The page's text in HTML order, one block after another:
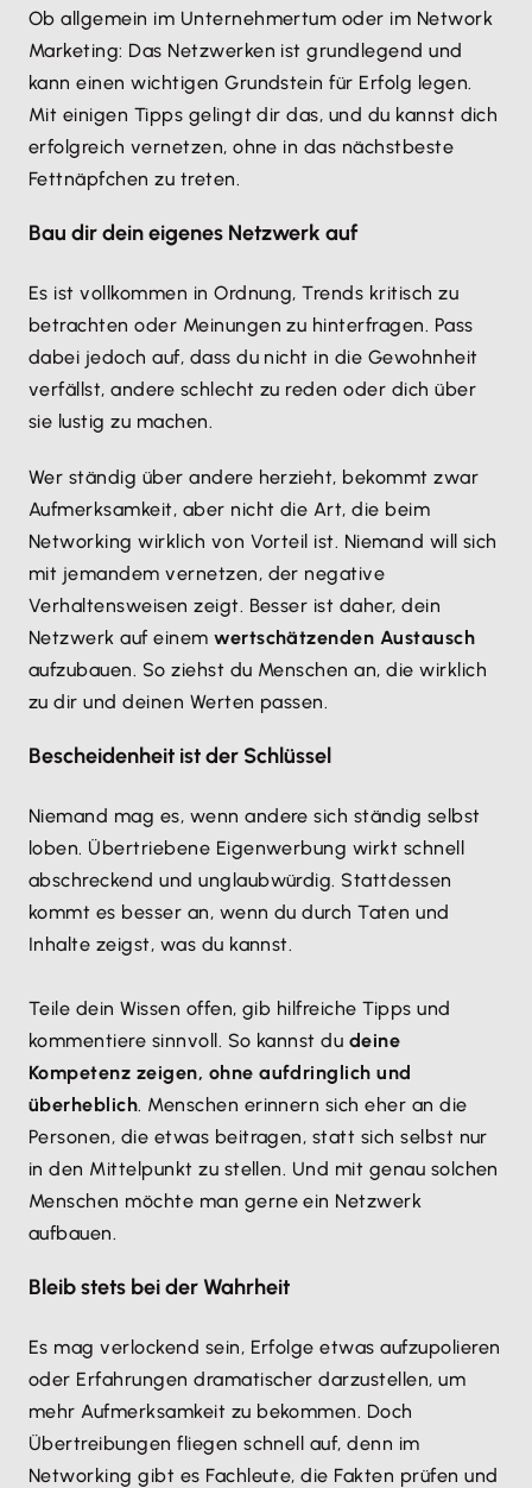
Ob allgemein im Unternehmertum oder im Network
Marketing: Das Netzwerken ist grundlegend und
kann einen wichtigen Grundstein für Erfolg legen.
Mit einigen Tipps gelingt dir das, und du kannst dich
erfolgreich vernetzen, ohne in das nächstbeste
Fettnäpfchen zu treten.
Bau dir dein eigenes Netzwerk auf
Es ist vollkommen in Ordnung, Trends kritisch zu
betrachten oder Meinungen zu hinterfragen. Pass
dabei jedoch auf, dass du nicht in die Gewohnheit
verfällst, andere schlecht zu reden oder dich über
sie lustig zu machen.
Wer ständig über andere herzieht, bekommt zwar
Aufmerksamkeit, aber nicht die Art, die beim
Networking wirklich von Vorteil ist. Niemand will sich
mit jemandem vernetzen, der negative
Verhaltensweisen zeigt. Besser ist daher, dein
Netzwerk auf einemwertschätzenden Austausch
aufzubauen. So ziehst du Menschen an, die wirklich
zu dir und deinen Werten passen.
Bescheidenheit ist der Schlüssel
Niemand mag es, wenn andere sich ständig selbst
loben. Übertriebene Eigenwerbung wirkt schnell
abschreckend und unglaubwürdig. Stattdessen
kommt es besser an, wenn du durch Taten und
Inhalte zeigst, was du kannst.
Teile dein Wissen offen, gib hilfreiche Tipps und
kommentiere sinnvoll. So kannst du deine
Kompetenz zeigen, ohne aufdringlich und
überheblich. Menschen erinnern sich eher an die
Personen, die etwas beitragen, statt sich selbst nur
in den Mittelpunkt zu stellen. Und mit genau solchen
Menschen möchte man gerne ein Netzwerk
aufbauen.
Bleib stets bei der Wahrheit
Es mag verlockend sein, Erfolge etwas aufzupolieren
oder Erfahrungen dramatischer darzustellen, um
mehr Aufmerksamkeit zu bekommen. Doch
Übertreibungen fliegen schnell auf, denn im
Networking gibt es Fachleute, die Fakten prüfen und